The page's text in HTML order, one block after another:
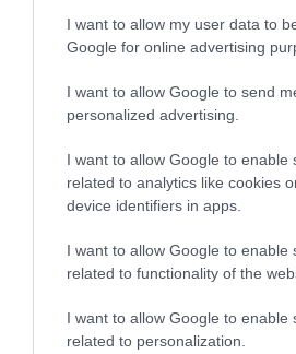
I want to allow my user data to
Google for online advertising
I want to allow Google to send
personalized advertising.
I want to allow Google to enable
related to analytics like cookies
device identifiers in apps.
I want to allow Google to enable
related to functionality of the
I want to allow Google to enable
related to personalization.
Remigrazione, il Copasir